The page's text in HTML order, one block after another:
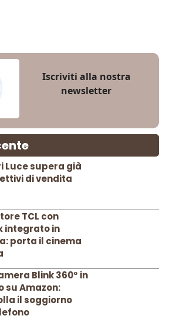
Iscriviti alla nostra
newsletter
Luce supera già
di vendita
TCL con
integrato in
porta il cinema
Blink 360° in
su Amazon:
il soggiorno